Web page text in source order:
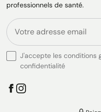
professionnels de santé.
J'accepte les conditions
confidentialité